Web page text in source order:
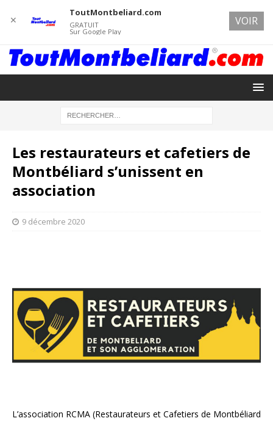
Les restaurateurs et cafetiers de
Montbéliard s’unissent en
association
9 décembre 2020
L’association RCMA (Restaurateurs et Cafetiers de Montbéliard
✕
ToutMontbeliard.com
GRATUIT
Sur Google Play
VOIR